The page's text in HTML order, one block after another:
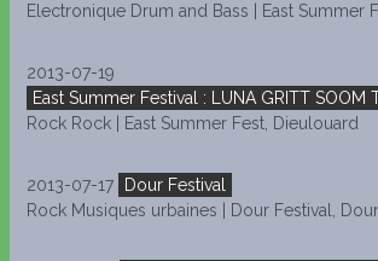
Electronique Drum and Bass | East Summer
2013-07-19
East Summer Festival : LUNA GRITT SOOM
Rock Rock | East Summer Fest, Dieulouard
2013-07-17
Dour Festival
Rock Musiques urbaines | Dour Festival, Dour